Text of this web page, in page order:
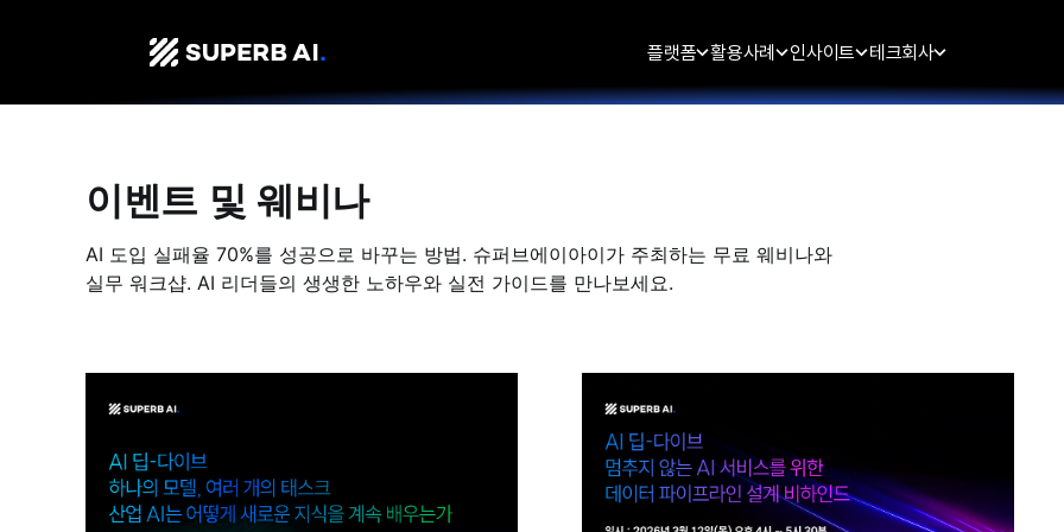
플랫폼 활용사례 인사이트 테크회사
이벤트 및 웨비나
AI 도입 실패율 70%를 성공으로 바꾸는 방법. 슈퍼브에이아이가 주최하는 무료 웨비나와
실무 워크샵. AI 리더들의 생생한 노하우와 실전 가이드를 만나보세요.